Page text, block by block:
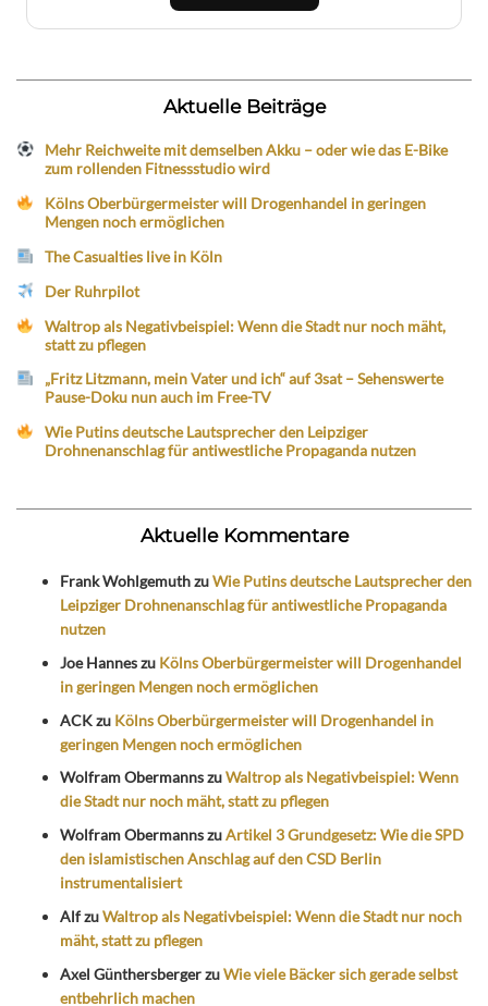
Aktuelle Beiträge
Mehr Reichweite mit demselben Akku – oder wie das E-Bike
zum rollenden Fitnessstudio wird
Kölns Oberbürgermeister will Drogenhandel in geringen
Mengen noch ermöglichen
The Casualties live in Köln
Der Ruhrpilot
Waltrop als Negativbeispiel: Wenn die Stadt nur noch mäht,
statt zu pflegen
„Fritz Litzmann, mein Vater und ich“ auf 3sat – Sehenswerte
Pause-Doku nun auch im Free-TV
Wie Putins deutsche Lautsprecher den Leipziger
Drohnenanschlag für antiwestliche Propaganda nutzen
Aktuelle Kommentare
Frank WohlgemuthzuWie Putins deutsche Lautsprecher den
Leipziger Drohnenanschlag für antiwestliche Propaganda
nutzen
Joe Hanneszu Kölns Oberbürgermeister will Drogenhandel
in geringen Mengen noch ermöglichen
ACKzu Kölns Oberbürgermeister will Drogenhandel in
geringen Mengen noch ermöglichen
Wolfram ObermannszuWaltrop als Negativbeispiel: Wenn
die Stadt nur noch mäht, statt zu pflegen
Wolfram ObermannszuArtikel 3 Grundgesetz: Wie die SPD
den islamistischen Anschlag auf den CSD Berlin
instrumentalisiert
AlfzuWaltrop als Negativbeispiel: Wenn die Stadt nur noch
mäht, statt zu pflegen
Axel GünthersbergerzuWie viele Bäcker sich gerade selbst
entbehrlich machen